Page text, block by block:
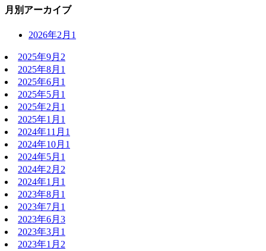
月別アーカイブ
2026年2月 1
2025年9月 2
2025年8月 1
2025年6月 1
2025年5月 1
2025年2月 1
2025年1月 1
2024年11月 1
2024年10月 1
2024年5月 1
2024年2月 2
2024年1月 1
2023年8月 1
2023年7月 1
2023年6月 3
2023年3月 1
2023年1月 2